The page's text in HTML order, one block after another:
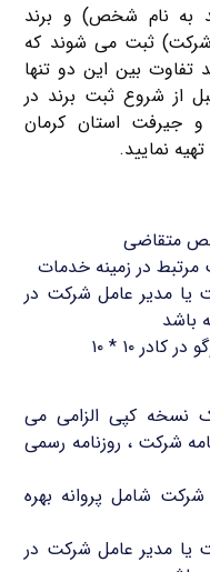
به نام شخص) و برند
ثبت می شوند که
تفاوت بین این دو تنها
از شروع ثبت برند در
جیرفت استان کرمان
نمایید.
متقاضی
در زمینه خدمات
یا مدیر عامل شرکت در
باشد
۱۰ * ۱۰
نسخه کپی الزامی می
شرکت ، روزنامه رسمی
شامل پروانه بهره
یا مدیر عامل شرکت در